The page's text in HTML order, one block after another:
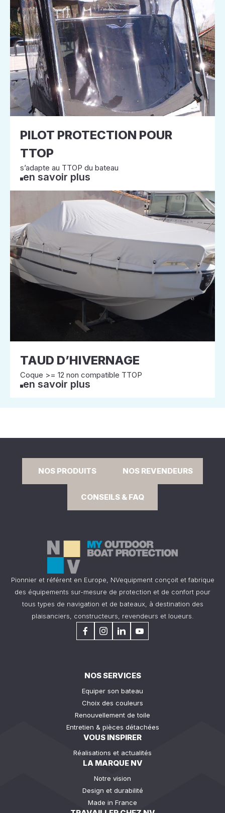
PILOT PROTECTION POUR
TTOP
s’adapte au TTOP du bateau
en savoir plus
TAUD D’HIVERNAGE
Coque >= 12 non compatible TTOP
en savoir plus
NOS PRODUITS NOS REVENDEURS
CONSEILS & FAQ
Pionnier et référent en Europe, NVequipment conçoit et fabrique
des équipements sur-mesure de protection et de confort pour
tous types de navigation et de bateaux, à destination des
plaisanciers, constructeurs, revendeurs et loueurs.
NOS SERVICES
Equiper son bateau
Choix des couleurs
Renouvellement de toile
Entretien & pièces détachées
VOUS INSPIRER
Réalisations et actualités
LA MARQUE NV
Notre vision
Design et durabilité
Made in France